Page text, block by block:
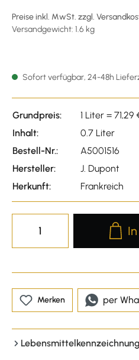
Preise inkl. MwSt. zzgl.
Versandgewicht: 1.6 kg
Sofort verfügbar, 24-48h
Grundpreis:
1 Liter = 71,29
Inhalt:
0.7 Liter
Bestell-Nr.:
A5001516
Hersteller:
J. Dupont
Herkunft:
Frankreich
Produkt
Merken per
Lebensmittelkennzeichnung